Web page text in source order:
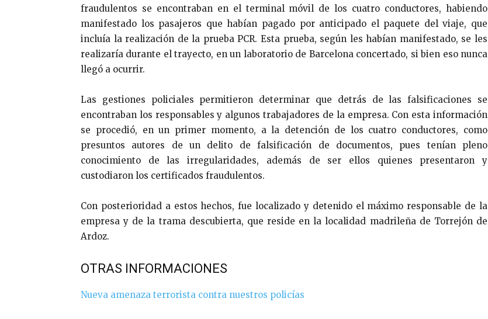
fraudulentos se encontraban en el terminal móvil de los cuatro conductores, habiendo
manifestado los pasajeros que habían pagado por anticipado el paquete del viaje, que
incluía la realización de la prueba PCR. Esta prueba, según les habían manifestado, se les
realizaría durante el trayecto, en un laboratorio de Barcelona concertado, si bien eso nunca
llegó a ocurrir.
Las gestiones policiales permitieron determinar que detrás de las falsificaciones se
encontraban los responsables y algunos trabajadores de la empresa. Con esta información
se procedió, en un primer momento, a la detención de los cuatro conductores, como
presuntos autores de un delito de falsificación de documentos, pues tenían pleno
conocimiento de las irregularidades, además de ser ellos quienes presentaron y
custodiaron los certificados fraudulentos.
Con posterioridad a estos hechos, fue localizado y detenido el máximo responsable de la
empresa y de la trama descubierta, que reside en la localidad madrileña de Torrejón de
Ardoz.
OTRAS INFORMACIONES
Nueva amenaza terrorista contra nuestros policías